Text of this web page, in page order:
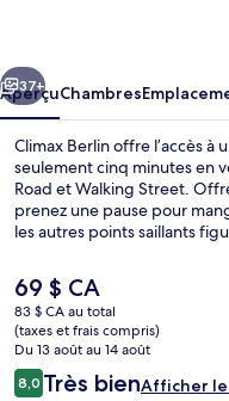
Suivant
37+
AperçuChambres
Climax Berlin offre l’accès
seulement cinq minutes en
Road et Walking Street.
prenez une pause pour
les autres points saillants
Le
prix
actuel
est
de 69 $ CA
69 $ CA
83 $ CA au total
(taxes et frais compris)
Du 13 août au 14 août
Avis
8,08,0 sur 10 –
Très bienAfficher